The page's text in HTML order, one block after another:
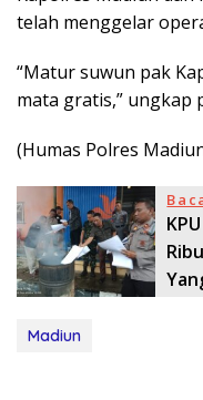
telah menggelar
“Matur suwun pak
mata gratis,” ungkap
(Humas Polres
Madiun